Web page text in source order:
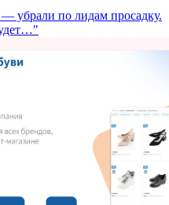
убрали по лидам просадку.